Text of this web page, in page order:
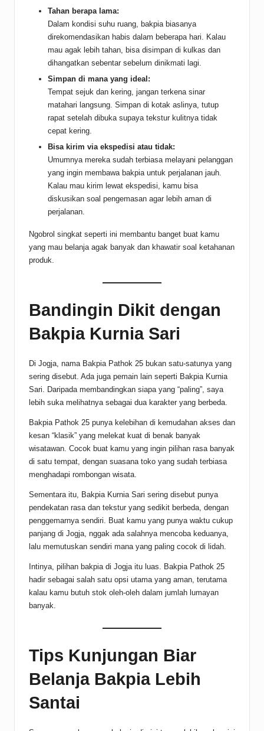
Tahan berapa lama:
Dalam kondisi suhu ruang, bakpia biasanya
direkomendasikan habis dalam beberapa hari. Kalau
mau agak lebih tahan, bisa disimpan di kulkas dan
dihangatkan sebentar sebelum dinikmati lagi.
Simpan di mana yang ideal:
Tempat sejuk dan kering, jangan terkena sinar
matahari langsung. Simpan di kotak aslinya, tutup
rapat setelah dibuka supaya tekstur kulitnya tidak
cepat kering.
Bisa kirim via ekspedisi atau tidak:
Umumnya mereka sudah terbiasa melayani pelanggan
yang ingin membawa bakpia untuk perjalanan jauh.
Kalau mau kirim lewat ekspedisi, kamu bisa
diskusikan soal pengemasan agar lebih aman di
perjalanan.
Ngobrol singkat seperti ini membantu banget buat kamu
yang mau belanja agak banyak dan khawatir soal ketahanan
produk.
Bandingin Dikit dengan
Bakpia Kurnia Sari
Di Jogja, nama Bakpia Pathok 25 bukan satu-satunya yang
sering disebut. Ada juga pemain lain seperti Bakpia Kurnia
Sari. Daripada membandingkan siapa yang “paling”, saya
lebih suka melihatnya sebagai dua karakter yang berbeda.
Bakpia Pathok 25 punya kelebihan di kemudahan akses dan
kesan “klasik” yang melekat kuat di benak banyak
wisatawan. Cocok buat kamu yang ingin pilihan rasa banyak
di satu tempat, dengan suasana toko yang sudah terbiasa
menghadapi rombongan wisata.
Sementara itu, Bakpia Kurnia Sari sering disebut punya
pendekatan rasa dan tekstur yang sedikit berbeda, dengan
penggemarnya sendiri. Buat kamu yang punya waktu cukup
panjang di Jogja, nggak ada salahnya mencoba keduanya,
lalu memutuskan sendiri mana yang paling cocok di lidah.
Intinya, pilihan bakpia di Jogja itu luas. Bakpia Pathok 25
hadir sebagai salah satu opsi utama yang aman, terutama
kalau kamu butuh stok oleh-oleh dalam jumlah lumayan
banyak.
Tips Kunjungan Biar
Belanja Bakpia Lebih
Santai